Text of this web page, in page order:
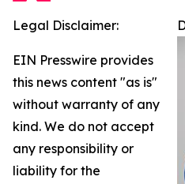
Legal Disclaimer:
EIN Presswire provides
this news content "as is"
without warranty of any
kind. We do not accept
any responsibility or
liability for the